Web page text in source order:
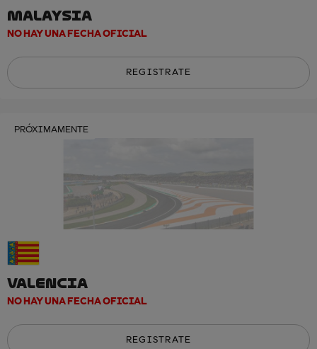
MALAYSIA
NO HAY UNA FECHA OFICIAL
REGISTRATE
PRÓXIMAMENTE
VALENCIA
NO HAY UNA FECHA OFICIAL
REGISTRATE